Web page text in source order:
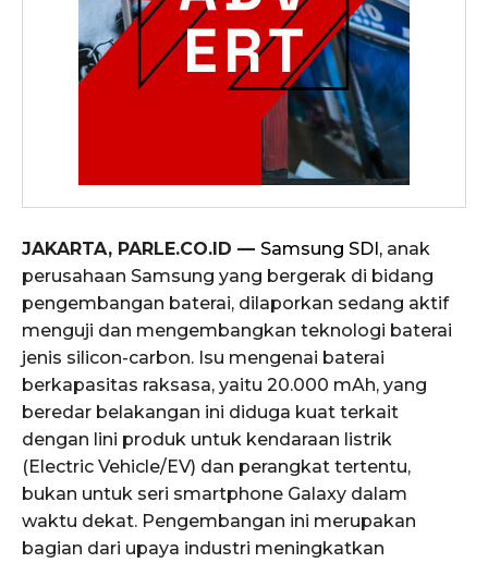
JAKARTA, PARLE.CO.ID — Samsung SDI, anak
perusahaan Samsung yang bergerak di bidang
pengembangan baterai, dilaporkan sedang aktif
menguji dan mengembangkan teknologi baterai
jenis silicon-carbon. Isu mengenai baterai
berkapasitas raksasa, yaitu 20.000 mAh, yang
beredar belakangan ini diduga kuat terkait
dengan lini produk untuk kendaraan listrik
(Electric Vehicle/EV) dan perangkat tertentu,
bukan untuk seri smartphone Galaxy dalam
waktu dekat. Pengembangan ini merupakan
bagian dari upaya industri meningkatkan